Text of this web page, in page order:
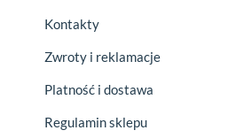
Kontakty
Zwroty i reklamacje
Platność i dostawa
Regulamin sklepu